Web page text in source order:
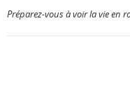
Préparez-vous à voir la vie en